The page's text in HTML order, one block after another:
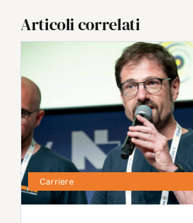
Articoli correlati
Carriere